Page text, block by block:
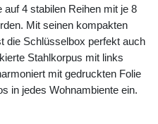
4 stabilen Reihen mit je 8
Mit seinen kompakten
die Schlüsselbox perfekt auch
Stahlkorpus mit links
mit gedruckten Folie
in jedes Wohnambiente ein.